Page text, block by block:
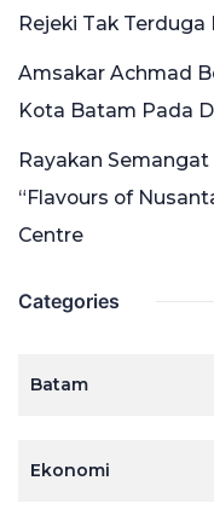
Rejeki Tak
Amsakar Achmad
Kota Batam Pada
Rayakan
“Flavours of
Centre
Categories
Batam
Ekonomi